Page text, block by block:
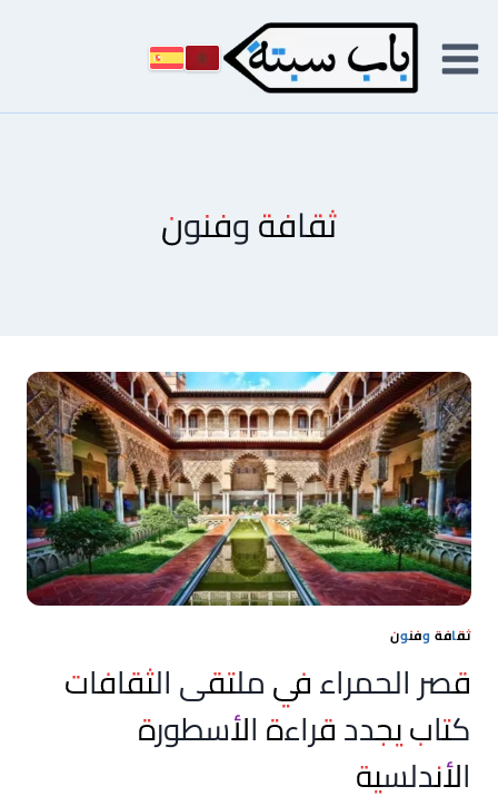
إلى
المحتوى
ثقافة وفنون
ثقافة وفنون
قصر الحمراء في ملتقى الثقافات
كتاب يجدد قراءة الأسطورة
الأندلسية